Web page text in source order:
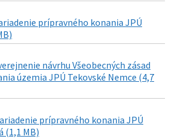
prípravného konania JPÚ
návrhu Všeobecných zásad
územia JPÚ Tekovské Nemce (4,7
prípravného konania JPÚ
(1,1 MB)